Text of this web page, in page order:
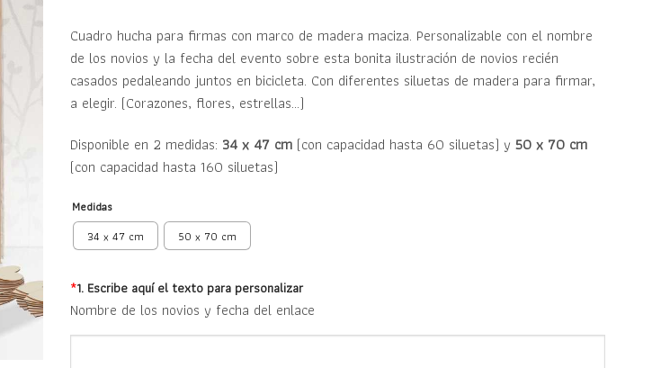
Cuadro hucha para firmas con marco de madera maciza. Personalizable con el nombre
de los novios y la fecha del evento sobre esta bonita ilustración de novios recién
casados pedaleando juntos en bicicleta. Con diferentes siluetas de madera para firmar,
a elegir. (Corazones, flores, estrellas…)
Disponible en 2 medidas: 34 x 47 cm (con capacidad hasta 60 siluetas) y 50 x 70 cm
(con capacidad hasta 160 siluetas)
Medidas
34 x 47 cm 50 x 70 cm
*1. Escribe aquí el texto para personalizar
Nombre de los novios y fecha del enlace